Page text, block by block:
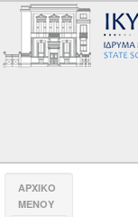
AΡΧΙΚΟ
ΜΕΝΟΥ